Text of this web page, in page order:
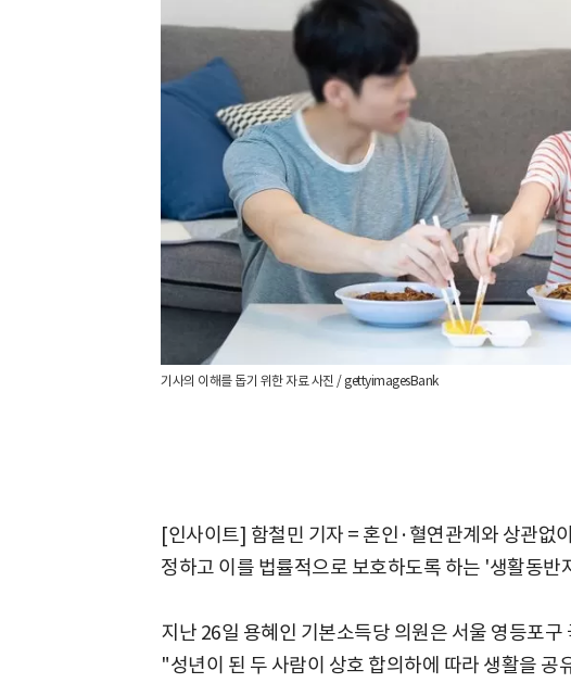
기사의 이해를 돕기 위한 자료 사진 / gettyimagesBank
[인사이트] 함철민 기자 = 혼인·혈연관계와 상관없
정하고 이를 법률적으로 보호하도록 하는 '생활동반
지난 26일 용혜인 기본소득당 의원은 서울 영등포
"성년이 된 두 사람이 상호 합의하에 따라 생활을 공